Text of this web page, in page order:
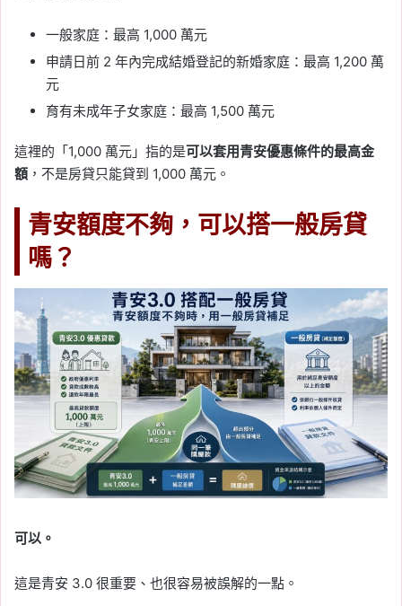
一般家庭：最高 1,000 萬元
申請日前 2 年內完成結婚登記的新婚家庭：最高 1,200 萬
元
育有未成年子女家庭：最高 1,500 萬元
這裡的「1,000 萬元」指的是可以套用青安優惠條件的最高金
額 ，不是房貸只能貸到 1,000 萬元。
青安額度不夠，可以搭一般房貸
嗎？
可以。
這是青安 3.0 很重要、也很容易被誤解的一點。